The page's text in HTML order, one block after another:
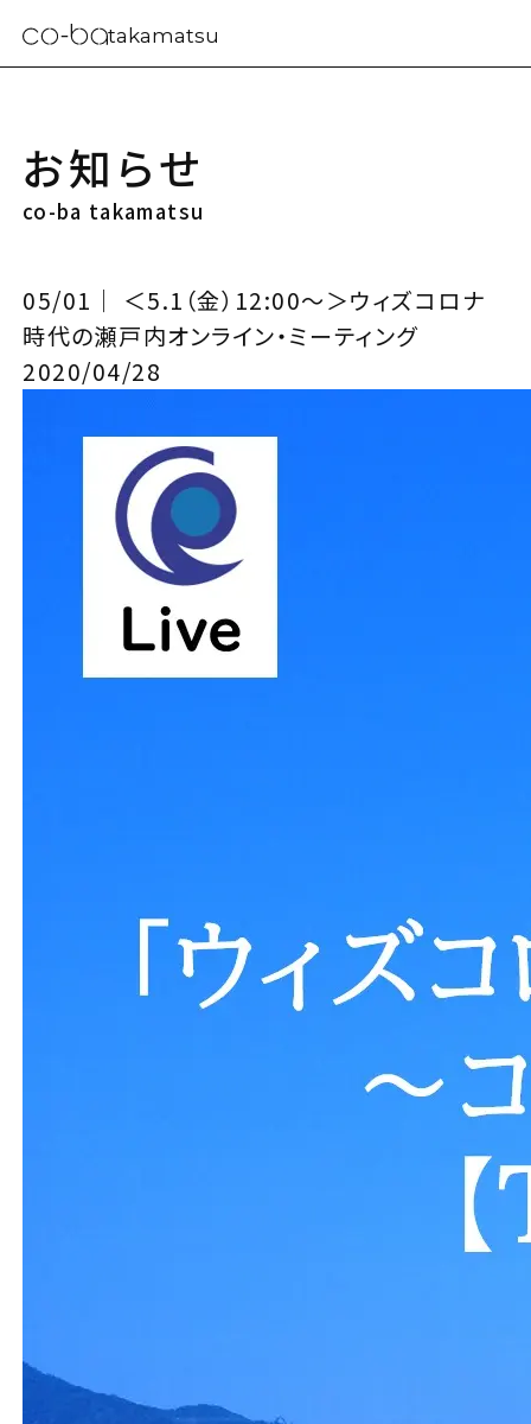
takamatsu
お知らせ
co-ba takamatsu
05/01｜ ＜5.1（金）12:00～＞ウィズコロナ
時代の瀬戸内オンライン・ミーティング
2020/04/28